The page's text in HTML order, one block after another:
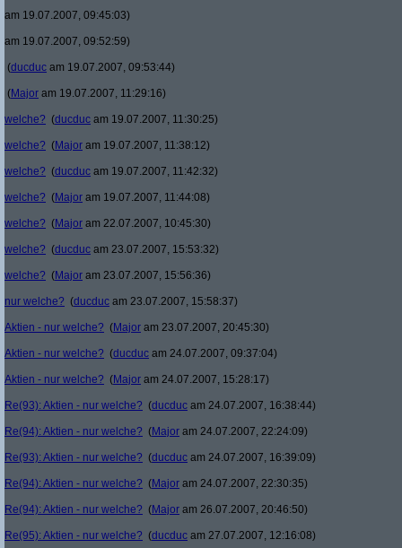
am 19.07.2007, 09:45:03)
am 19.07.2007, 09:52:59)
(ducduc am 19.07.2007, 09:53:44)
(Major am 19.07.2007, 11:29:16)
welche? (ducduc am 19.07.2007, 11:30:25)
welche? (Major am 19.07.2007, 11:38:12)
welche? (ducduc am 19.07.2007, 11:42:32)
welche? (Major am 19.07.2007, 11:44:08)
welche? (Major am 22.07.2007, 10:45:30)
welche? (ducduc am 23.07.2007, 15:53:32)
welche? (Major am 23.07.2007, 15:56:36)
nur welche? (ducduc am 23.07.2007, 15:58:37)
Aktien - nur welche? (Major am 23.07.2007, 20:45:30)
Aktien - nur welche? (ducduc am 24.07.2007, 09:37:04)
Aktien - nur welche? (Major am 24.07.2007, 15:28:17)
Re(93): Aktien - nur welche? (ducduc am 24.07.2007, 16:38:44)
Re(94): Aktien - nur welche? (Major am 24.07.2007, 22:24:09)
Re(93): Aktien - nur welche? (ducduc am 24.07.2007, 16:39:09)
Re(94): Aktien - nur welche? (Major am 24.07.2007, 22:30:35)
Re(94): Aktien - nur welche? (Major am 26.07.2007, 20:46:50)
Re(95): Aktien - nur welche? (ducduc am 27.07.2007, 12:16:08)